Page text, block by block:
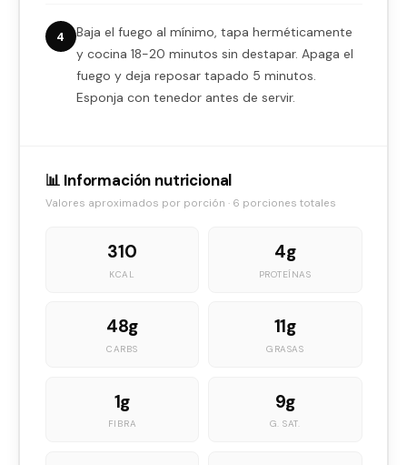
4
Baja el fuego al mínimo, tapa herméticamente
y cocina 18-20 minutos sin destapar. Apaga el
fuego y deja reposar tapado 5 minutos.
Esponja con tenedor antes de servir.
📊 Información nutricional
Valores aproximados por porción · 6 porciones totales
310
KCAL
4g
PROTEÍNAS
48g
CARBS
11g
GRASAS
1g
FIBRA
9g
G. SAT.